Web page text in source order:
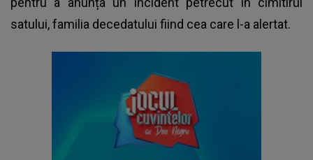
satului, familia decedatului fiind cea care l-a alertat.